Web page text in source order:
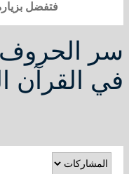
فتفضل
سر
في القرآن